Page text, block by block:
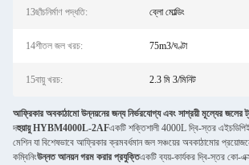
13ছাঁচনির্মাণ পদ্ধতি: ব্লো মোল্ডিং
14শীতল জল খরচ: 75m3/ঘণ্টা
15বায়ু খরচ: 2.3 মি 3/মিনিট
আফ্রিকার অবকাঠামো উন্নয়নের জন্য নির্ভরযোগ্য এবং সাশ্রয়ী মূল্যের জলের
দহুয়ায়ু HYBM4000L-2AFএকটি শক্তিশালী 4000L দ্বি-স্তর
মেশিন যা বিশেষভাবে আফ্রিকার ক্রমবর্ধমান জল সঞ্চয়ের অবকাঠামোর
কম্বিনিংউন্নত আনয়ন গরম করার প্রযুক্তিএকটি ব্যয়-কার্যকর দ্বি-স্তর কো-